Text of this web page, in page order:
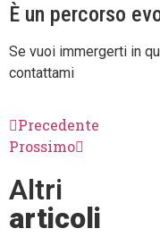
È un percorso
Se vuoi immergerti in
contattami
Precedente
Prossimo
Altri
articoli